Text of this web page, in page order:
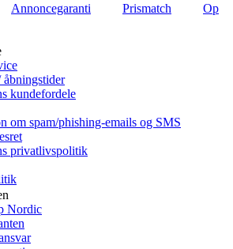
Annoncegaranti Prismatch
Op
åbningstider
kundefordele
om spam/phishing-emails og SMS
privatlivspolitik
Nordic